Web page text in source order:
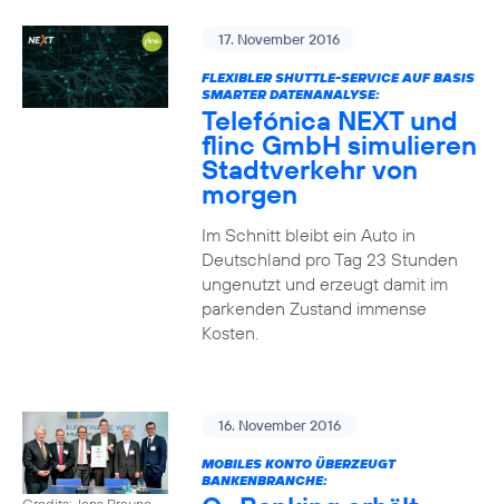
17. November 2016
FLEXIBLER SHUTTLE-SERVICE AUF BASIS
SMARTER DATENANALYSE:
Telefónica NEXT und
flinc GmbH simulieren
Stadtverkehr von
morgen
Im Schnitt bleibt ein Auto in
Deutschland pro Tag 23 Stunden
ungenutzt und erzeugt damit im
parkenden Zustand immense
Kosten.
16. November 2016
MOBILES KONTO ÜBERZEUGT
BANKENBRANCHE: